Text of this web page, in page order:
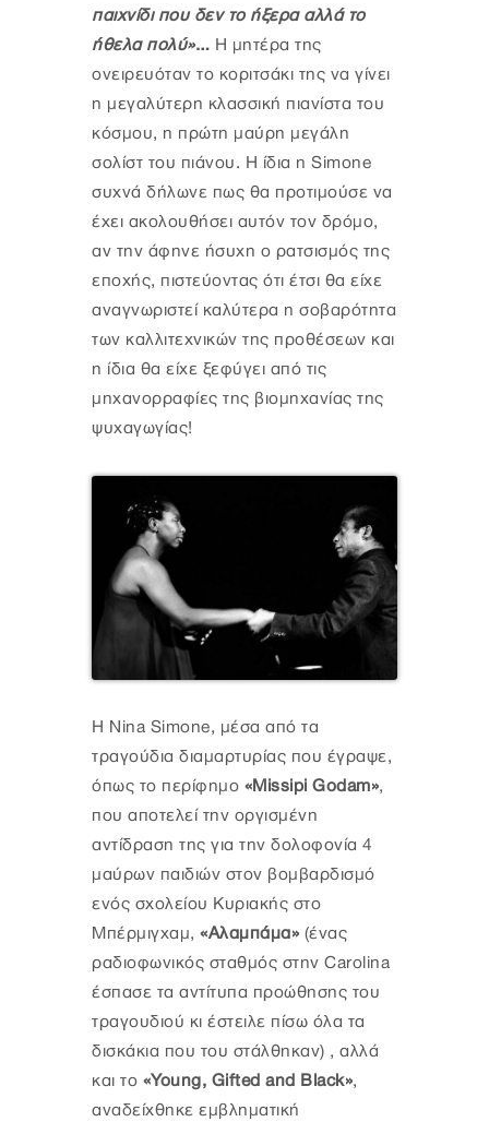
παιχνίδι που δεν το ήξερα αλλά το
ήθελα πολύ»… Η μητέρα της
ονειρευόταν το κοριτσάκι της να γίνει
η μεγαλύτερη κλασσική πιανίστα του
κόσμου, η πρώτη μαύρη μεγάλη
σολίστ του πιάνου. Η ίδια η Simone
συχνά δήλωνε πως θα προτιμούσε να
έχει ακολουθήσει αυτόν τον δρόμο,
αν την άφηνε ήσυχη ο ρατσισμός της
εποχής, πιστεύοντας ότι έτσι θα είχε
αναγνωριστεί καλύτερα η σοβαρότητα
των καλλιτεχνικών της προθέσεων και
η ίδια θα είχε ξεφύγει από τις
μηχανορραφίες της βιομηχανίας της
ψυχαγωγίας!
Η Nina Simone, μέσα από τα
τραγούδια διαμαρτυρίας που έγραψε,
όπως το περίφημο «Missipi Godam»,
που αποτελεί την οργισμένη
αντίδραση της για την δολοφονία 4
μαύρων παιδιών στον βομβαρδισμό
ενός σχολείου Κυριακής στο
Μπέρμιγχαμ, «Αλαμπάμα» (ένας
ραδιοφωνικός σταθμός στην Carolina
έσπασε τα αντίτυπα προώθησης του
τραγουδιού κι έστειλε πίσω όλα τα
δισκάκια που του στάλθηκαν) , αλλά
και το «Young, Gifted and Black»,
αναδείχθηκε εμβληματική